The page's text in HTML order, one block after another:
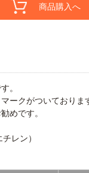
商品購入へ
。
ークがついておりま
めです。
レン）